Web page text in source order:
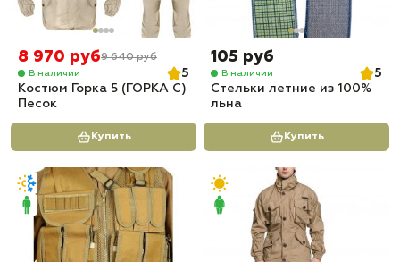
8 970 руб9 640 руб
В наличии
5
Костюм Горка 5 (ГОРКА С)
Песок
Купить
105 руб
В наличии
5
Стельки летние из 100%
льна
Купить